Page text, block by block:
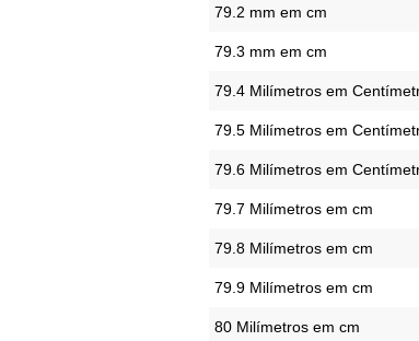
79.2 mm em cm
79.3 mm em cm
79.4 Milímetros em
79.5 Milímetros em
79.6 Milímetros em
79.7 Milímetros em cm
79.8 Milímetros em cm
79.9 Milímetros em cm
80 Milímetros em cm